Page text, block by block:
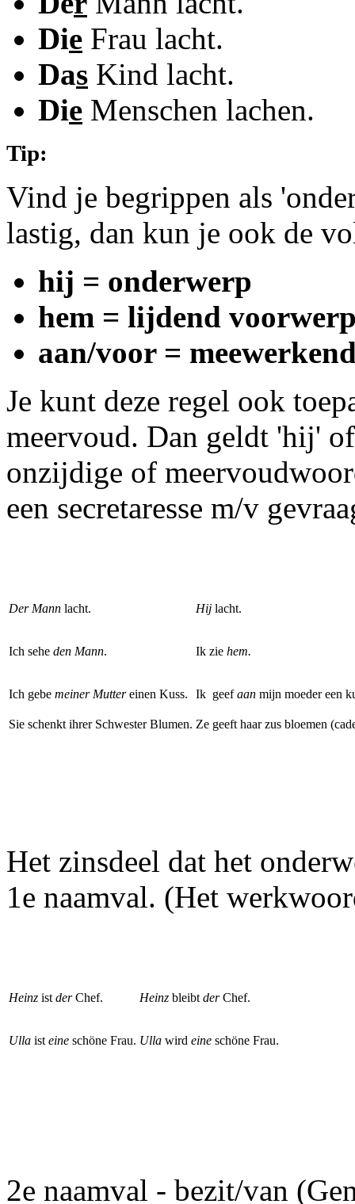
Die Frau lacht.
Das Kind lacht.
Die Menschen lachen.
Tip:
Vind je begrippen als
lastig, dan kun je ook de
hij = onderwerp
hem = lijdend
aan/voor =
Je kunt deze regel ook
meervoud. Dan geldt 'hij'
onzijdige of
een secretaresse m/v
Der Mann lacht. Hij lacht.
Ich sehe den Mann. Ik zie hem.
Ich gebe meiner Muttereinen Kuss. Ik geefaan mijn moeder een
Sie schenkt ihrer Schwester Blumen. Ze geeft haar zus bloemen
Het zinsdeel dat het
1e naamval. (Het
Heinz ist derChef. Heinz bleibt derChef.
Ulla ist eine schöne Frau. Ulla wird eine schöne Frau.
2e naamval - bezit/van